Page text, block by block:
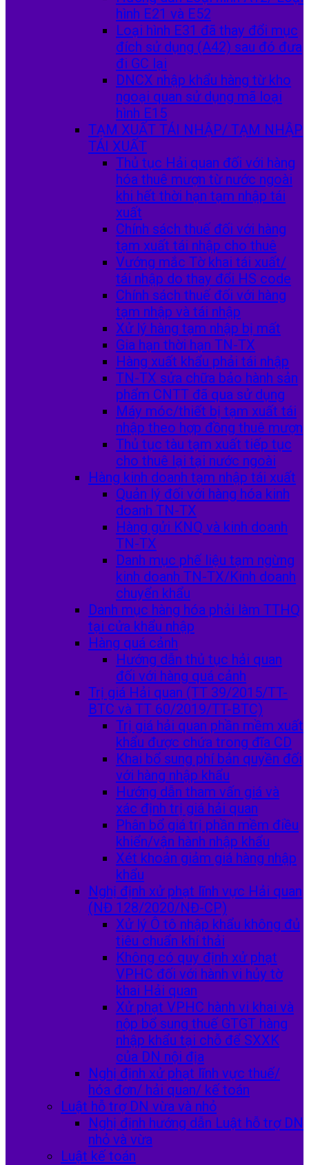
hình E21 và E52
Loại hình E31 đã thay đổi mục
đích sử dụng (A42) sau đó đưa
đi GC lại
DNCX nhập khẩu hàng từ kho
ngoại quan sử dụng mã loại
hình E15
TẠM XUẤT TÁI NHẬP/ TẠM NHẬP
TÁI XUẤT
Thủ tục Hải quan đối với hàng
hóa thuê mượn từ nước ngoài
khi hết thời hạn tạm nhập tái
xuất
Chính sách thuế đối với hàng
tạm xuất tái nhập cho thuê
Vướng mắc Tờ khai tái xuất/
tái nhập do thay đổi HS code
Chính sách thuế đối với hàng
tạm nhập và tái nhập
Xử lý hàng tạm nhập bị mất
Gia hạn thời hạn TN-TX
Hàng xuất khẩu phải tái nhập
TN-TX sửa chữa bảo hành sản
phẩm CNTT đã qua sử dụng
Máy móc/thiết bị tạm xuất tái
nhập theo hợp đồng thuê mượn
Thủ tục tàu tạm xuất tiếp tục
cho thuê lại tại nước ngoài
Hàng kinh doanh tạm nhập tái xuất
Quản lý đối với hàng hóa kinh
doanh TN-TX
Hàng gửi KNQ và kinh doanh
TN-TX
Danh mục phế liệu tạm ngừng
kinh doanh TN-TX/Kinh doanh
chuyển khẩu
Danh mục hàng hóa phải làm TTHQ
tại cửa khẩu nhập
Hàng quá cảnh
Hướng dẫn thủ tục hải quan
đối với hàng quá cảnh
Trị giá Hải quan (TT 39/2015/TT-
BTC và TT 60/2019/TT-BTC)
Trị giá hải quan phần mềm xuất
khẩu được chứa trong đĩa CD
Khai bổ sung phí bản quyền đối
với hàng nhập khẩu
Hướng dẫn tham vấn giá và
xác định trị giá hải quan
Phân bổ giá trị phần mềm điều
khiển/vận hành nhập khẩu
Xét khoản giảm giá hàng nhập
khẩu
Nghị định xử phạt lĩnh vực Hải quan
(NĐ 128/2020/NĐ-CP)
Xử lý Ô tô nhập khẩu không đủ
tiêu chuẩn khí thải
Không có quy định xử phạt
VPHC đối với hành vi hủy tờ
khai Hải quan
Xử phạt VPHC hành vi khai và
nộp bổ sung thuế GTGT hàng
nhập khẩu tại chỗ để SXXK
của DN nội địa
Nghị định xử phạt lĩnh vực thuế/
hóa đơn/ hải quan/ kế toán
Luật hỗ trợ DN vừa và nhỏ
Nghị định hướng dẫn Luật hỗ trợ DN
nhỏ và vừa
Luật kế toán